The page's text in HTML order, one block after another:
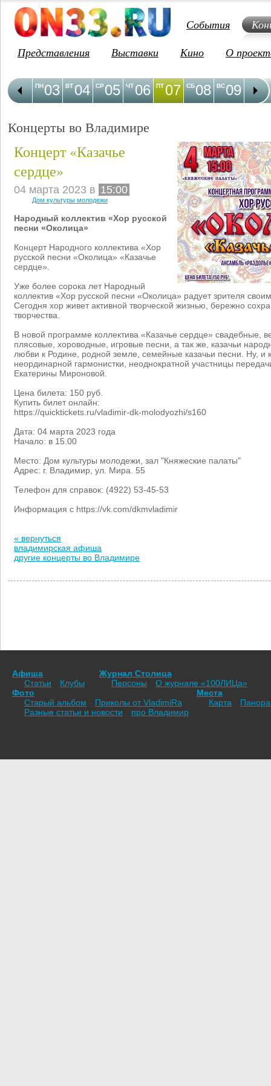
События
Представления
Выставки Кино О
03
ПН 04
ВТ 05
СР 06
ЧТ 07
ПТ 08
СБ 09
ВС 10
ПН
Концерты во Владимире
Концерт «Казачье
сердце»
04 марта 2023 в 15:00
Дом культуры молодежи
Народный коллектив «Хор русской
песни «Околица»
Концерт Народного коллектива «Хор
русской песни «Околица» «Казачье
сердце».
Уже более сорока лет Народный
коллектив «Хор русской песни «Околица» радует зрителя
Сегодня хор живет активной творческой жизнью, бережно
творчества.
В новой программе коллектива «Казачье сердце» свадебные,
плясовые, хороводные, игровые песни, а так же, казачьи
любви к Родине, родной земле, семейные казачьи песни. Ну, и
неординарной гармонистки, неоднократной участницы
Екатерины Мироновой.
Цена билета: 150 руб.
Купить билет онлайн:
https://quicktickets.ru/vladimir-dk-molodyozhi/s160
Дата: 04 марта 2023 года
Начало: в 15.00
Место: Дом культуры молодежи, зал "Княжеские палаты"
Адрес: г. Владимир, ул. Мира. 55
Телефон для справок: (4922) 53-45-53
Информация с https://vk.com/dkmvladimir
« вернуться
владимирская афиша
другие концерты во Владимире
Афиша
Статьи
Клубы
Журнал Столица
Персоны
О журнале «100ЛИЦа»
Фото
Старый альбом
Приколы от VladimiRа
Места
Карта
Разные статьи и новости
про Владимир